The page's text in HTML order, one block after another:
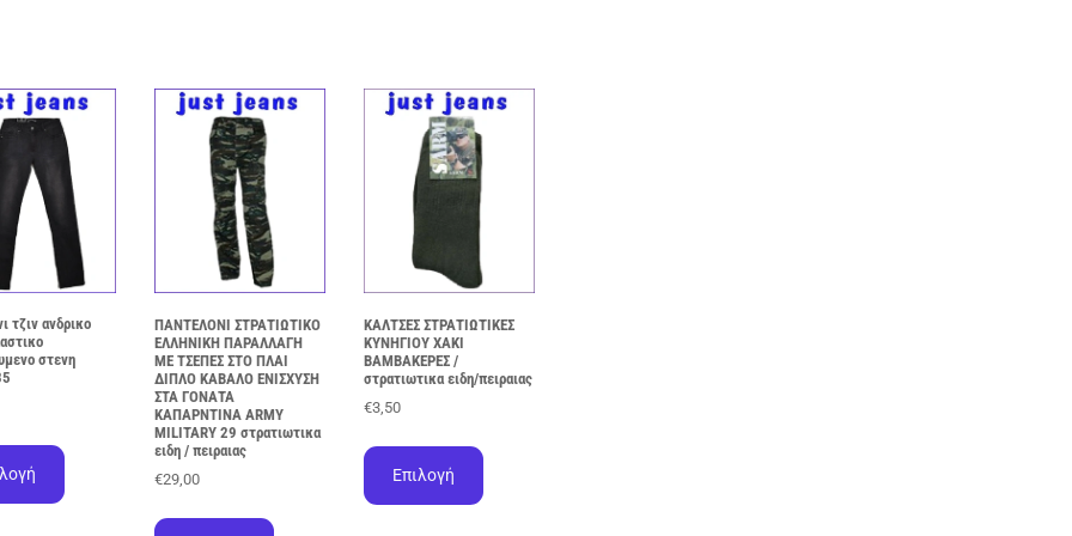
τζιν ανδρικο
στενη
προϊόν
ΠΑΝΤΕΛΟΝΙ ΣΤΡΑΤΙΩΤΙΚΟ
ΕΛΛΗΝΙΚΗ ΠΑΡΑΛΛΑΓΗ
ΜΕ ΤΣΕΠΕΣ ΣΤΟ ΠΛΑΙ
ΔΙΠΛΟ ΚΑΒΑΛΟ ΕΝΙΣΧΥΣΗ
ΣΤΑ ΓΟΝΑΤΑ
ΚΑΠΑΡΝΤΙΝΑ ARMY
MILITARY 29 στρατιωτικα
ειδη / πειραιας
€29,00
ΚΑΛΤΣΕΣ ΣΤΡΑΤΙΩΤΙΚΕΣ
ΚΥΝΗΓΙΟΥ ΧΑΚΙ
ΒΑΜΒΑΚΕΡΕΣ /
στρατιωτικα ειδη/πειραιας
€3,50
Επιλογή
προϊόν